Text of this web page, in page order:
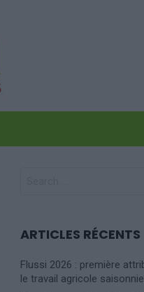
ARTICLES RÉCENTS
Flussi 2026 : première
le travail agricole